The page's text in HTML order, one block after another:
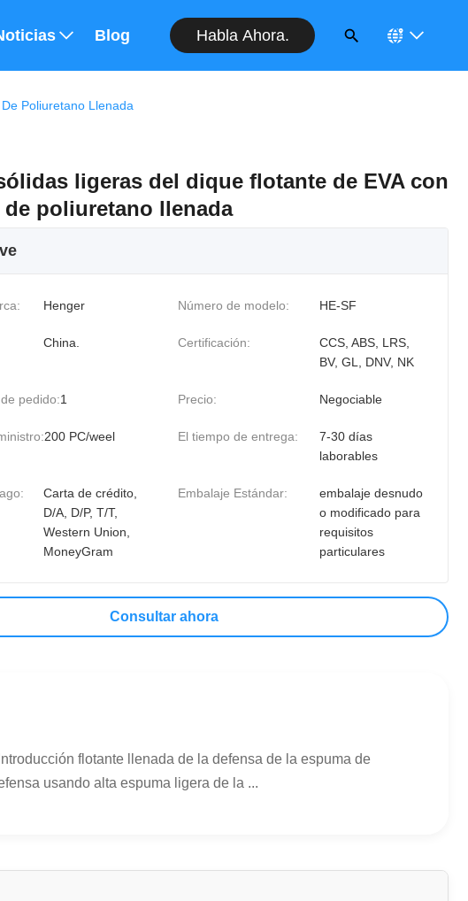
Blog Habla Ahora.
Poliuretano Llenada
ligeras del dique flotante de EVA con
de poliuretano llenada
Henger Número de modelo: HE-SF
China. Certificación:
CCS, ABS, LRS,
BV, GL, DNV, NK
pedido:1 Precio: Negociable
200 PC/weel El tiempo de entrega:
7-30 días
laborables
Carta de crédito,
D/A, D/P, T/T,
Western Union,
MoneyGram
Embalaje Estándar:
embalaje desnudo
o modificado para
requisitos
particulares
Consultar ahora
flotante llenada de la defensa de la espuma de
usando alta espuma ligera de la ...